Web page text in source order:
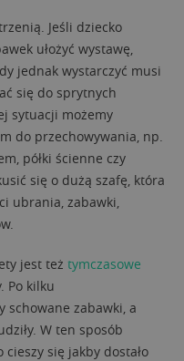
Jeśli dziecko
ułożyć wystawę,
jednak wystarczyć musi
się do sprytnych
sytuacji możemy
do przechowywania, np.
półki ścienne czy
się o dużą szafę, która
ubrania, zabawki,
jest też tymczasowe
Po kilku
schowane zabawki, a
W ten sposób
się jakby dostało